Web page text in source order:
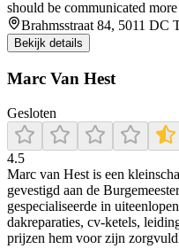
should be communicated
Brahmsstraat 84, 5011 DC
Bekijk details
Marc Van Hest
Gesloten
4.5
Marc van Hest is een
gevestigd aan de
gespecialiseerde in
dakreparaties, cv-ketels,
prijzen hem voor zijn